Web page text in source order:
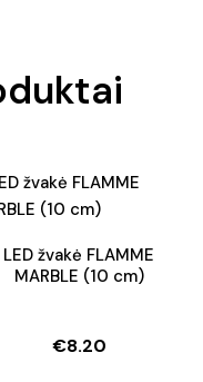
LED žvakė FLAMME
MARBLE (10 cm)
€8.20